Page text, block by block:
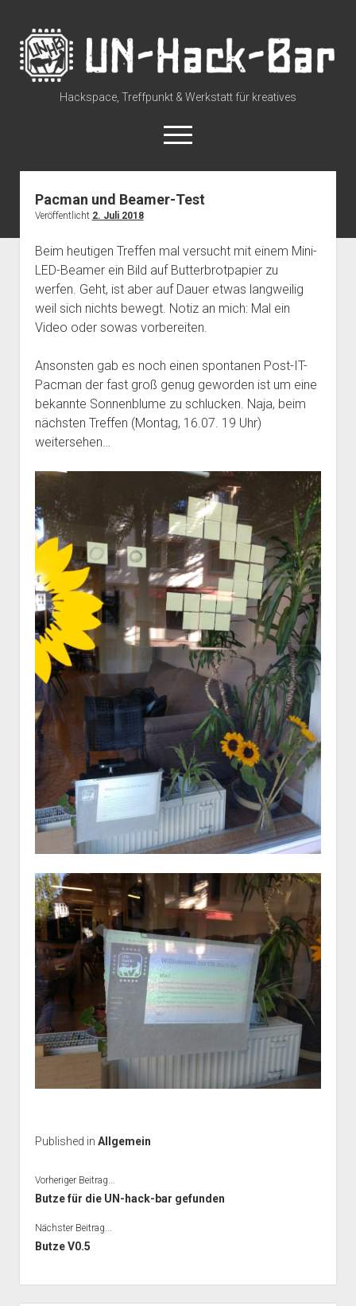
UN-
Hack-
Bar
Hackspace, Treffpunkt & Werkstatt für kreatives
open
menu
rss discuss@lists.unhb.de
githubmastodon
Besuch uns
open
dropdown
menu
Space Status – Offen/Geschlossen
Anreise zum Space
Über die UN-Hack-Bar
open
dropdown
menu
Wer sind wir?
Tour durch den Hackspace
open
dropdown
Chat und Instant Messaging
Telefon
Termine
Dienste und Datenschutz
dropdown
menu
Webservices
Datenschutzerklärung und Verfügbarkeit der Dienste
Der Verein
open
dropdown
menu
Satzung
(Förder)Mitglied werden
Spenden
Impressum
Pacman und Beamer-Test
Veröffentlicht 2. Juli 2018
Beim heutigen Treffen mal versucht mit einem Mini-
LED-Beamer ein Bild auf Butterbrotpapier zu
werfen. Geht, ist aber auf Dauer etwas langweilig
weil sich nichts bewegt. Notiz an mich: Mal ein
Video oder sowas vorbereiten.
Ansonsten gab es noch einen spontanen Post-IT-
Pacman der fast groß genug geworden ist um eine
bekannte Sonnenblume zu schlucken. Naja, beim
nächsten Treffen (Montag, 16.07. 19 Uhr)
weitersehen…
Published in Allgemein
Vorheriger Beitrag...
Butze für die UN-hack-bar gefunden
Nächster Beitrag...
Butze V0.5